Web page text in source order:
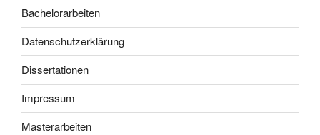
Bachelorarbeiten
Datenschutzerklärung
Dissertationen
Impressum
Masterarbeiten